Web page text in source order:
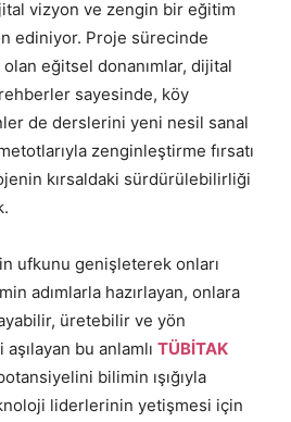
vizyon ve zengin bir eğitim
ediniyor. Proje sürecinde
olan eğitsel donanımlar, dijital
sayesinde, köy
de derslerini yeni nesil sanal
zenginleştirme fırsatı
kırsaldaki sürdürülebilirliği
ufkunu genişleterek onları
adımlarla hazırlayan, onlara
üretebilir ve yön
bu anlamlı TÜBİTAK
bilimin ışığıyla
liderlerinin yetişmesi için